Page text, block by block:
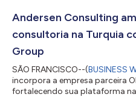
e análises, e serviços de
empresa trabalha com clientes
Andersen Consulting
consultoria na Turquia
Group
SÃO FRANCISCO--(BUSINESS
incorpora a empresa parceira
fortalecendo sua plataforma